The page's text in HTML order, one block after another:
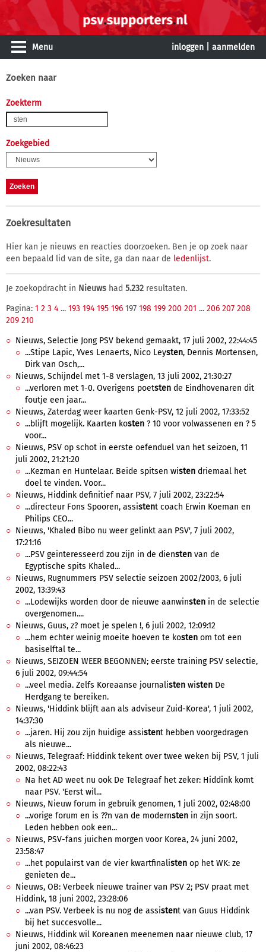
Menu inloggen aanmelden
Zoeken naar
Zoekterm
Zoekgebied
Zoekresultaten
Hier kan je nieuws en reacties doorzoeken. Ben je op zoek naar
een bepaald lid van de site, ga dan naar de ledenlijst.
Je zoekopdracht in Nieuws had 5.232 resultaten.
Pagina: 1 2 3 4 ... 193 194 195 196 197 198 199 200 201 ... 206 207 208
209 210
Nieuws, Selectie Jong PSV bekend gemaakt, 17 juli 2002, 22:44:45
...Stipe Lapic, Yves Lenaerts, Nico Leysten, Dennis Mortensen,
Dirk van Osch,...
Nieuws, Schijndel met 1-8 verslagen, 13 juli 2002, 21:30:27
...verloren met 1-0. Overigens poetsten de Eindhovenaren dit
foutje een jaar...
Nieuws, Zaterdag weer kaarten Genk-PSV, 12 juli 2002, 17:33:52
...blijft mogelijk. Kaarten kosten ? 10 voor volwassenen en ? 5
voor...
Nieuws, PSV op schot in eerste oefenduel van het seizoen, 11
juli 2002, 21:21:20
...Kezman en Huntelaar. Beide spitsen wisten driemaal het
doel te vinden. Voor...
Nieuws, Hiddink definitief naar PSV, 7 juli 2002, 23:22:54
...directeur Fons Spooren, assistent coach Erwin Koeman en
Philips CEO...
Nieuws, 'Khaled Bibo nu weer gelinkt aan PSV', 7 juli 2002,
17:21:16
...PSV geinteresseerd zou zijn in de diensten van de
Egyptische spits Khaled...
Nieuws, Rugnummers PSV selectie seizoen 2002/2003, 6 juli
2002, 13:39:43
...Lodewijks worden door de nieuwe aanwinsten in de selectie
overgenomen....
Nieuws, Guus, z? moet je spelen !, 6 juli 2002, 12:09:12
...hem echter weinig moeite hoeven te kosten om tot een
basiselftal te...
Nieuws, SEIZOEN WEER BEGONNEN; eerste training PSV selectie,
6 juli 2002, 09:44:54
...veel media. Zelfs Koreaanse journalisten wisten De
Herdgang te bereiken.
Nieuws, 'Hiddink blijft aan als adviseur Zuid-Korea', 1 juli 2002,
14:37:30
...jaren. Hij zou zijn huidige assistent hebben voorgedragen
als nieuwe...
Nieuws, Telegraaf: Hiddink tekent over twee weken bij PSV, 1 juli
2002, 08:22:43
Na het AD weet nu ook De Telegraaf het zeker: Hiddink komt
naar PSV. 'Eerst wil...
Nieuws, Nieuw forum in gebruik genomen, 1 juli 2002, 02:48:00
...vorige forum en is ??n van de modernsten in zijn soort.
Leden hebben ook een...
Nieuws, PSV-fans juichen morgen voor Korea, 24 juni 2002,
23:58:47
...het populairst van de vier kwartfinalisten op het WK: ze
genieten de...
Nieuws, OB: Verbeek nieuwe trainer van PSV 2; PSV praat met
Hiddink, 18 juni 2002, 23:28:06
...van PSV. Verbeek is nu nog de assistent van Guus Hiddink
bij het succesvolle...
Nieuws, Hiddink wil Koreanen meenemen naar nieuwe club, 17
juni 2002, 08:46:23